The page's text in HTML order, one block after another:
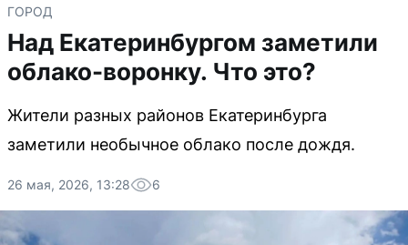
ГОРОД
Над Екатеринбургом заметили
облако-воронку. Что это?
Жители разных районов Екатеринбурга
заметили необычное облако после дождя.
26 мая, 2026, 13:28 6